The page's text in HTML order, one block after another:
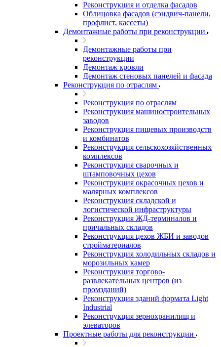
Реконструкция и отделка фасадов
Облицовка фасадов (сэндвич-панели,
профлист, кассеты)
Демонтажные работы при реконструкции
Демонтажные работы при
реконструкции
Демонтаж кровли
Демонтаж стеновых панелей и фасада
Реконструкция по отраслям
Реконструкция по отраслям
Реконструкция машиностроительных
заводов
Реконструкция пищевых производств
и комбинатов
Реконструкция сельскохозяйственных
комплексов
Реконструкция сварочных и
штамповочных цехов
Реконструкция окрасочных цехов и
малярных комплексов
Реконструкция складской и
логистической инфраструктуры
Реконструкция ЖД-терминалов и
причальных складов
Реконструкция цехов ЖБИ и заводов
стройматериалов
Реконструкция холодильных складов и
морозильных камер
Реконструкция торгово-
развлекательных центров (из
промзданий)
Реконструкция зданий формата Light
Industrial
Реконструкция зернохранилищ и
элеваторов
Проектные работы для реконструкции